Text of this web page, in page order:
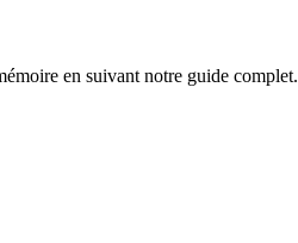
en suivant notre guide complet.